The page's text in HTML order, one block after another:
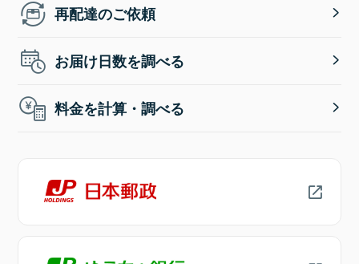
再配達のご依頼
お届け日数を調べる
料金を計算・調べる